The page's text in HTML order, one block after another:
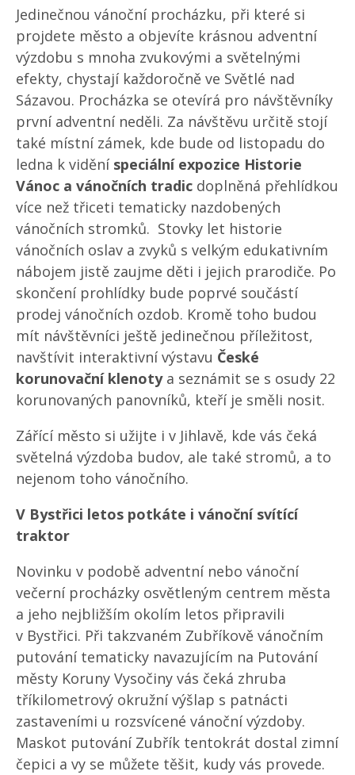
Jedinečnou vánoční procházku, při které si
projdete město a objevíte krásnou adventní
výzdobu s mnoha zvukovými a světelnými
efekty, chystají každoročně ve Světlé nad
Sázavou. Procházka se otevírá pro návštěvníky
první adventní neděli. Za návštěvu určitě stojí
také místní zámek, kde bude od listopadu do
ledna k vidění speciální expozice Historie
Vánoc a vánočních tradic doplněná přehlídkou
více než třiceti tematicky nazdobených
vánočních stromků. Stovky let historie
vánočních oslav a zvyků s velkým edukativním
nábojem jistě zaujme děti i jejich prarodiče. Po
skončení prohlídky bude poprvé součástí
prodej vánočních ozdob. Kromě toho budou
mít návštěvníci ještě jedinečnou příležitost,
navštívit interaktivní výstavu České
korunovační klenotya seznámit se s osudy 22
korunovaných panovníků, kteří je směli nosit.
Zářící město si užijte i v Jihlavě, kde vás čeká
světelná výzdoba budov, ale také stromů, a to
nejenom toho vánočního.
V Bystřici letos potkáte i vánoční svítící
traktor
Novinku v podobě adventní nebo vánoční
večerní procházky osvětleným centrem města
a jeho nejbližším okolím letos připravili
v Bystřici. Při takzvaném Zubříkově vánočním
putování tematicky navazujícím na Putování
městy Koruny Vysočiny vás čeká zhruba
tříkilometrový okružní výšlap s patnácti
zastaveními u rozsvícené vánoční výzdoby.
Maskot putování Zubřík tentokrát dostal zimní
čepici a vy se můžete těšit, kudy vás provede.